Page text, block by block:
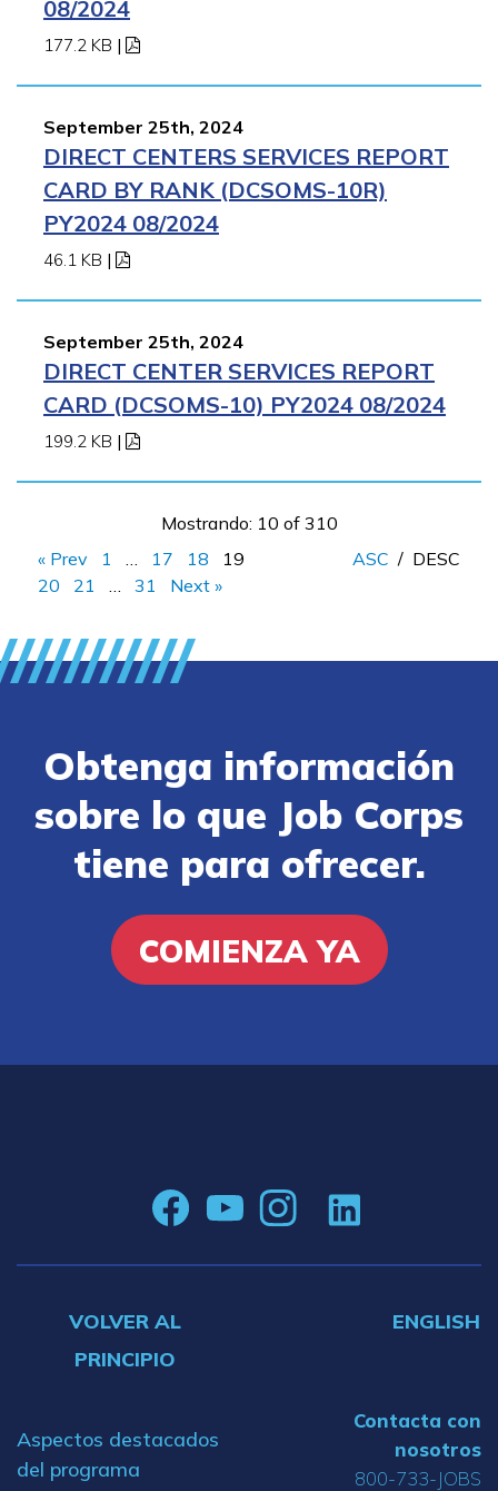
08/2024
177.2 KB |
September 25th, 2024
DIRECT CENTERS SERVICES REPORT
CARD BY RANK (DCSOMS-10R)
PY2024 08/2024
46.1 KB |
September 25th, 2024
DIRECT CENTER SERVICES REPORT
CARD (DCSOMS-10) PY2024 08/2024
199.2 KB |
Mostrando: 10 of 310
« Prev
1 17 18
19
20
21 31 Next »
ASC / DESC
Obtenga información
sobre lo que Job Corps
tiene para ofrecer.
COMIENZA YA
VOLVER AL
PRINCIPIO
ENGLISH
Aspectos destacados
del programa
Contacta con
nosotros
800-733-JOBS